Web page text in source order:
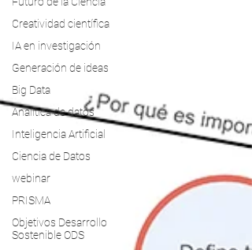
Creatividad científica
IA en investigación
Generación de ideas
Big Data
Analitica de datos
Inteligencia Artificial
Ciencia de Datos
webinar
PRISMA
Objetivos Desarrollo
Sostenible ODS